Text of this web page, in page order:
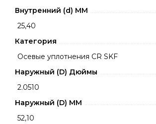
Внутренний (d) ММ
25,40
Категория
Осевые уплотнения CR SKF
Наружный (D) Дюймы
2.0510
Наружный (D) ММ
52,10